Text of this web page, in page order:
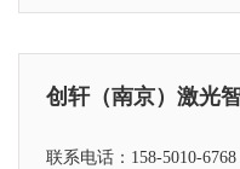
创轩（南京）激光
联系电话：158-5010-6768